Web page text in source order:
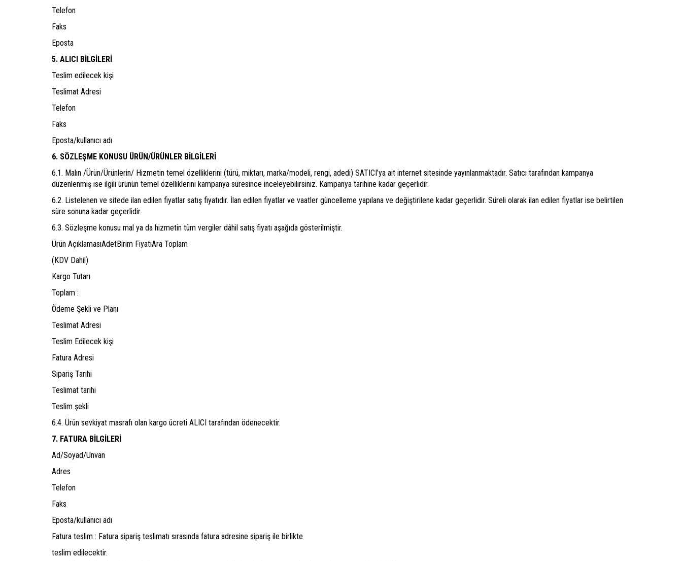
Telefon
Faks
Eposta
5. ALICI BİLGİLERİ
Teslim edilecek kişi
Teslimat Adresi
Telefon
Faks
Eposta/kullanıcı adı
6. SÖZLEŞME KONUSU ÜRÜN/ÜRÜNLER BİLGİLERİ
6.1. Malın /Ürün/Ürünlerin/ Hizmetin temel özelliklerini (türü, miktarı, marka/modeli, rengi, adedi) SATICI’ya ait internet sitesinde yayınlanmaktadır. Satıcı tarafından kampanya
düzenlenmiş ise ilgili ürünün temel özelliklerini kampanya süresince inceleyebilirsiniz. Kampanya tarihine kadar geçerlidir.
6.2. Listelenen ve sitede ilan edilen fiyatlar satış fiyatıdır. İlan edilen fiyatlar ve vaatler güncelleme yapılana ve değiştirilene kadar geçerlidir. Süreli olarak ilan edilen fiyatlar ise belirtilen
süre sonuna kadar geçerlidir.
6.3. Sözleşme konusu mal ya da hizmetin tüm vergiler dâhil satış fiyatı aşağıda gösterilmiştir.
Ürün AçıklamasıAdetBirim FiyatıAra Toplam
(KDV Dahil)
Kargo Tutarı
Toplam :
Ödeme Şekli ve Planı
Teslimat Adresi
Teslim Edilecek kişi
Fatura Adresi
Sipariş Tarihi
Teslimat tarihi
Teslim şekli
6.4. Ürün sevkiyat masrafı olan kargo ücreti ALICI tarafından ödenecektir.
7. FATURA BİLGİLERİ
Ad/Soyad/Unvan
Adres
Telefon
Faks
Eposta/kullanıcı adı
Fatura teslim : Fatura sipariş teslimatı sırasında fatura adresine sipariş ile birlikte
teslim edilecektir.